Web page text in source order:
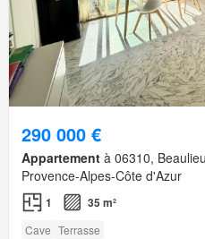
290 000 €
Appartement à 06310,
Provence-Alpes-Côte d'Azur
1 35 m²
Cave Terrasse